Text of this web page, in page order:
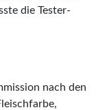
die Tester-
nach den